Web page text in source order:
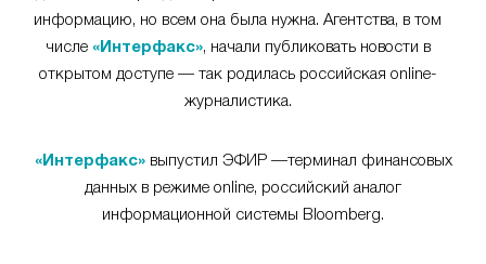
информацию, но всем она была нужна. Агентства, в том
числе «Интерфакс», начали публиковать новости в
открытом доступе — так родилась российская online-
журналистика.
«Интерфакс»выпустил ЭФИР —терминал финансовых
данных в режиме online, российский аналог
информационной системы Bloomberg.